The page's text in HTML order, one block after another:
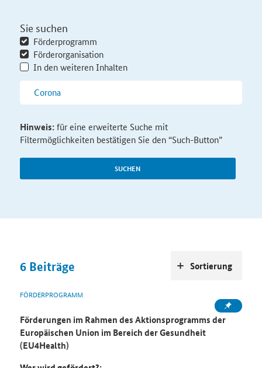
Sie suchen
Förderprogramm
Förderorganisation
In den weiteren Inhalten
SUCHEN
Hinweis:für eine erweiterte Suche mit
Filtermöglichkeiten bestätigen Sie den “Such-Button”
6 Beiträge
FÖRDERPROGRAMM
Förderungen im Rahmen des Aktionsprogramms der
Europäischen Union im Bereich der Gesundheit
(EU4Health)
Sortierung